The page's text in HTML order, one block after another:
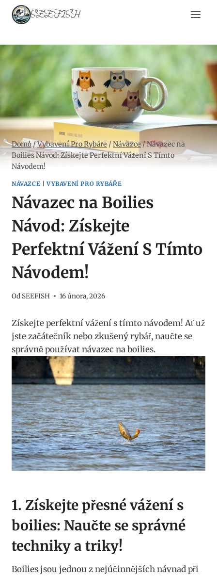
Přeskočit
SEEFISH
Domů/ Vybavení Pro Rybáře / Návazce/Návazec na
Boilies Návod: Získejte Perfektní Vážení S Tímto
Návodem!
NÁVAZCE |VYBAVENÍ PRO RYBÁŘE
Návazec na Boilies
Návod: Získejte
Perfektní Vážení S Tímto
Návodem!
Od SEEFISH 16 února, 2026
Získejte‍ perfektní vážení s⁢ tímto návodem!⁢ Ať už
jste začátečník nebo zkušený ​rybář,‍ naučte‍ se‍
správně používat​ návazec na boilies.
1. ‌Získejte přesné vážení s
boilies: Naučte se správné
techniky a triky!
Boilies jsou jednou z nejúčinnějších návnad při